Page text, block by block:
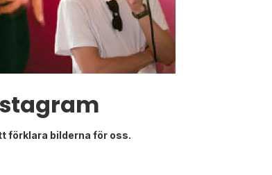
förklara bilderna för oss.